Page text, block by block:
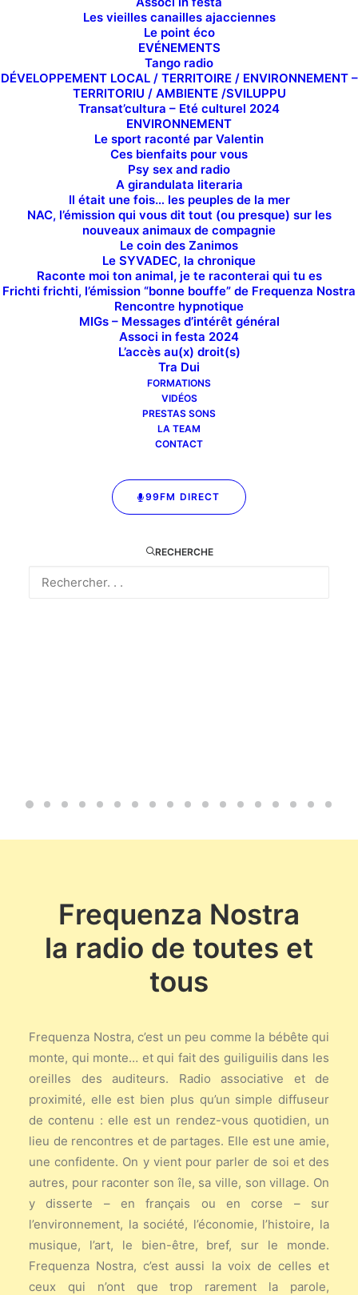
Les vieilles canailles ajacciennes
Le point éco
EVÉNEMENTS
Tango radio
DÉVELOPPEMENT LOCAL / TERRITOIRE / ENVIRONNEMENT –
TERRITORIU / AMBIENTE /SVILUPPU
Transat’cultura – Eté culturel 2024
ENVIRONNEMENT
Le sport raconté par Valentin
Ces bienfaits pour vous
Psy sex and radio
A girandulata literaria
Il était une fois… les peuples de la mer
NAC, l’émission qui vous dit tout (ou presque) sur les
nouveaux animaux de compagnie
Le coin des Zanimos
Le SYVADEC, la chronique
Raconte moi ton animal, je te raconterai qui tu es
Frichti frichti, l’émission “bonne bouffe” de Frequenza Nostra
Rencontre hypnotique
MIGs – Messages d’intérêt général
Associ in festa 2024
L’accès au(x) droit(s)
Tra Dui
FORMATIONS
VIDÉOS
PRESTAS SONS
LA TEAM
CONTACT
99FM DIRECT
RECHERCHE
TOUTES NOS ÉMISSIONS
PASSEURS DE MÉMOIRE
Les résidents de
l'ehpad Noël Sarrola
s'emparent des micros
culture et... souvenirs
LES VIEILLES
CANAILLES
Les vieilles canailles
rencontres, souvenirs,
chansons, musiques et
Frequenza Nostra
la radio de toutes et
tous
Frequenza Nostra, c’est un peu comme la bébête qui
monte, qui monte… et qui fait des guiliguilis dans les
oreilles des auditeurs. Radio associative et de
proximité, elle est bien plus qu’un simple diffuseur
de contenu : elle est un rendez-vous quotidien, un
lieu de rencontres et de partages. Elle est une amie,
une confidente. On y vient pour parler de soi et des
autres, pour raconter son île, sa ville, son village. On
y disserte – en français ou en corse – sur
l’environnement, la société, l’économie, l’histoire, la
musique, l’art, le bien-être, bref, sur le monde.
Frequenza Nostra, c’est aussi la voix de celles et
ceux qui n’ont que trop rarement la parole,